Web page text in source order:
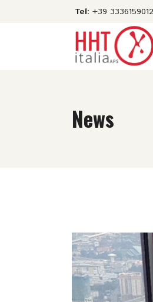
Tel: +39 3336159012
News